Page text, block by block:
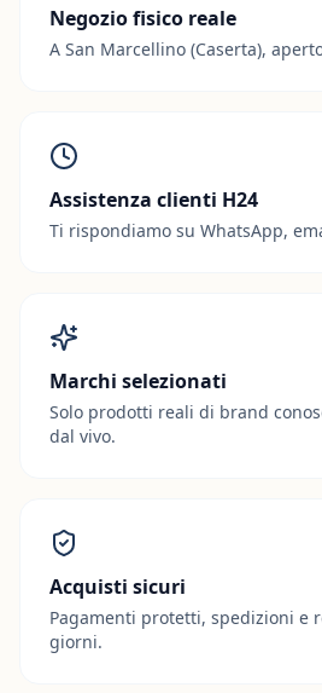
Negozio fisico reale
A San Marcellino (Caserta),
Assistenza clienti H24
Ti rispondiamo su WhatsApp,
Marchi selezionati
Solo prodotti reali di brand
dal vivo.
Acquisti sicuri
Pagamenti protetti, spedizioni e
giorni.